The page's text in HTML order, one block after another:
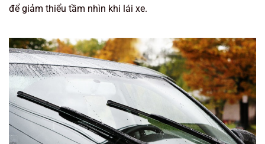
để giảm thiểu tầm nhìn khi lái xe.